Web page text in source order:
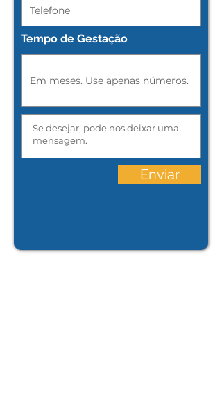
Tempo de Gestação
Enviar